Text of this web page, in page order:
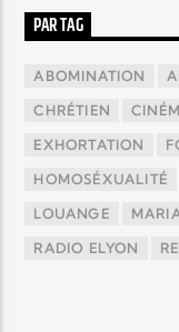
PAR TAG
ABOMINATION
CHRÉTIEN
EXHORTATION
HOMOSÉXUALITÉ
LOUANGE
RADIO ELYON